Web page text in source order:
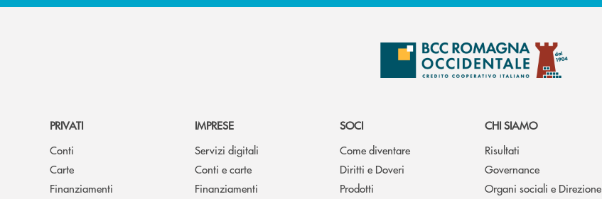
PRIVATI
Conti
Carte
Finanziamenti
IMPRESE
Servizi digitali
Conti e carte
Finanziamenti
SOCI
Come diventare
Diritti e Doveri
Prodotti
CHI SIAMO
Risultati
Governance
Organi sociali e Direzione